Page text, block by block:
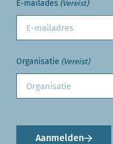
E-mailades (Vereist)
Organisatie (Vereist)
Aanmelden